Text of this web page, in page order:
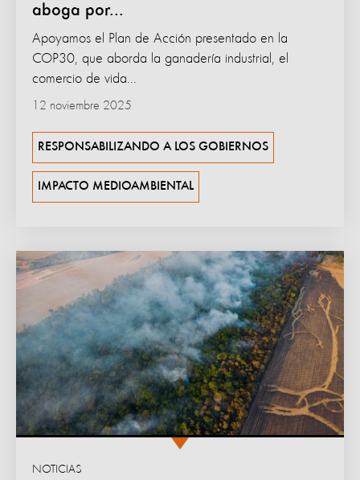
aboga por...
12 noviembre 2025
Apoyamos el Plan de Acción presentado en la
COP30, que aborda la ganadería industrial, el
comercio de vida...
RESPONSABILIZANDO A LOS GOBIERNOS
IMPACTO MEDIOAMBIENTAL
NOTICIAS